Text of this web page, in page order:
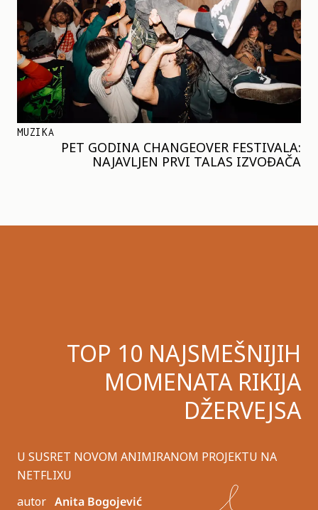
MUZIKA
PET GODINA CHANGEOVER FESTIVALA:
NAJAVLJEN PRVI TALAS IZVOĐAČA
TOP 10 NAJSMEŠNIJIH
MOMENATA RIKIJA
DŽERVEJSA
U SUSRET NOVOM ANIMIRANOM PROJEKTU NA
NETFLIXU
autor Anita Bogojević